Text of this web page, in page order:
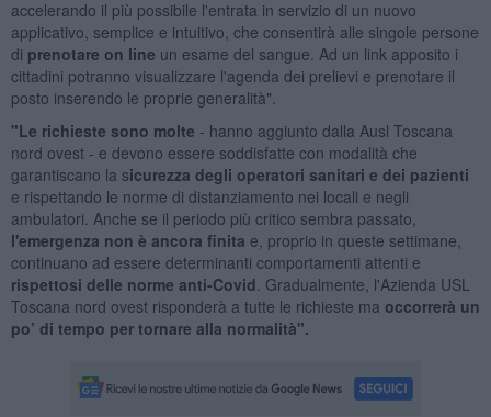
accelerando il più possibile l'entrata in servizio di un nuovo
applicativo, semplice e intuitivo, che consentirà alle singole persone
di prenotare on line un esame del sangue. Ad un link apposito i
cittadini potranno visualizzare l'agenda dei prelievi e prenotare il
posto inserendo le proprie generalità".
"Le richieste sono molte - hanno aggiunto dalla Ausl Toscana
nord ovest - e devono essere soddisfatte con modalità che
garantiscano la sicurezza degli operatori sanitari e dei pazienti
e rispettando le norme di distanziamento nei locali e negli
ambulatori. Anche se il periodo più critico sembra passato,
l'emergenza non è ancora finita e, proprio in queste settimane,
continuano ad essere determinanti comportamenti attenti e
rispettosi delle norme anti-Covid . Gradualmente, l'Azienda USL
Toscana nord ovest risponderà a tutte le richieste ma occorrerà un
po’ di tempo per tornare alla normalità".